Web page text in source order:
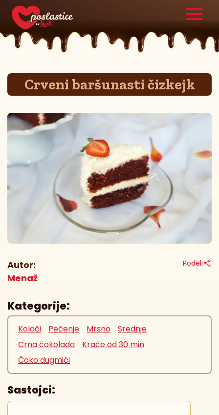
Crveni baršunasti čizkejk
Autor:
Menaž
Podeli
Kategorije:
Kolači Pečenje Mrsno
Srednje
Crna čokolada
Kraće od 30 min
Čoko dugmići
Sastojci: